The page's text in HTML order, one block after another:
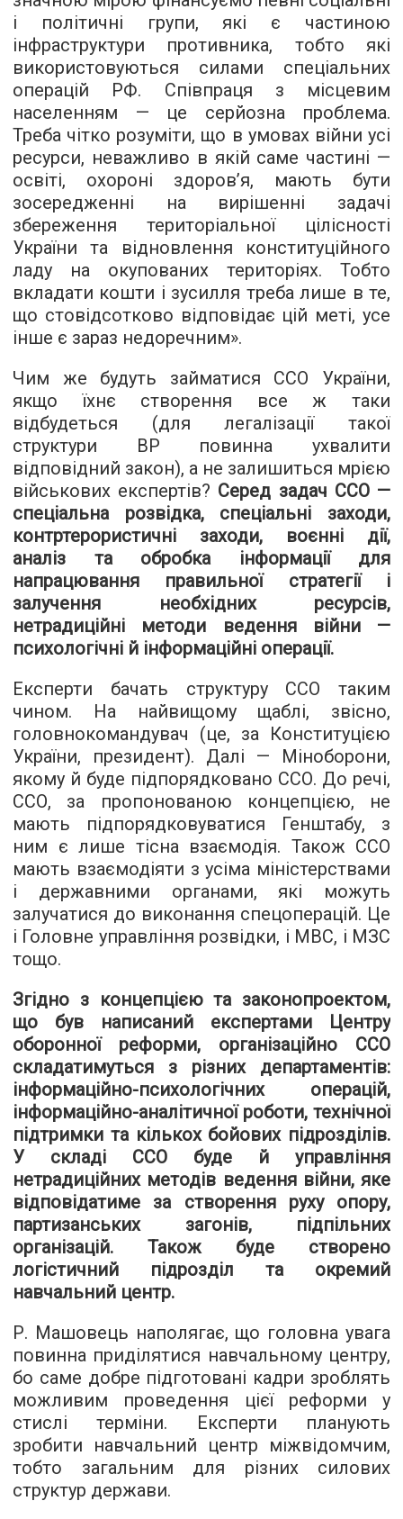
і політичні групи, які є частиною
інфраструктури противника, тобто які
використовуються силами спеціальних
операцій РФ. Співпраця з місцевим
населенням — це серйозна проблема.
Треба чітко розуміти, що в умовах війни усі
ресурси, неважливо в якій саме частині —
освіті, охороні здоров’я, мають бути
зосередженні на вирішенні задачі
збереження територіальної цілісності
України та відновлення конституційного
ладу на окупованих територіях. Тобто
вкладати кошти і зусилля треба лише в те,
що стовідсотково відповідає цій меті, усе
інше є зараз недоречним».
Чим же будуть займатися ССО України,
якщо їхнє створення все ж таки
відбудеться (для легалізації такої
структури ВР повинна ухвалити
відповідний закон), а не залишиться мрією
військових експертів? Серед задач ССО —
спеціальна розвідка, спеціальні заходи,
контртерористичні заходи, воєнні дії,
аналіз та обробка інформації для
напрацювання правильної стратегії і
залучення необхідних ресурсів,
нетрадиційні методи ведення війни —
психологічні й інформаційні операції.
Експерти бачать структуру ССО таким
чином. На найвищому щаблі, звісно,
головнокомандувач (це, за Конституцією
України, президент). Далі — Міноборони,
якому й буде підпорядковано ССО. До речі,
ССО, за пропонованою концепцією, не
мають підпорядковуватися Генштабу, з
ним є лише тісна взаємодія. Також ССО
мають взаємодіяти з усіма міністерствами
і державними органами, які можуть
залучатися до виконання спецоперацій. Це
і Головне управління розвідки, і МВС, і МЗС
тощо.
Згідно з концепцією та законопроектом,
що був написаний експертами Центру
оборонної реформи, організаційно ССО
складатимуться з різних департаментів:
інформаційно-психологічних операцій,
інформаційно-аналітичної роботи, технічної
підтримки та кількох бойових підрозділів.
У складі ССО буде й управління
нетрадиційних методів ведення війни, яке
відповідатиме за створення руху опору,
партизанських загонів, підпільних
організацій. Також буде створено
логістичний підрозділ та окремий
навчальний центр.
Р. Машовець наполягає, що головна увага
повинна приділятися навчальному центру,
бо саме добре підготовані кадри зроблять
можливим проведення цієї реформи у
стислі терміни. Експерти планують
зробити навчальний центр міжвідомчим,
тобто загальним для різних силових
структур держави.